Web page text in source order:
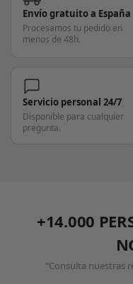
Envío gratuito a España
Procesamos tu pedido en
menos de 48h.
Servicio personal 24/7
Disponible para cualquier
pregunta.
+14.000
"Consulta nuestras